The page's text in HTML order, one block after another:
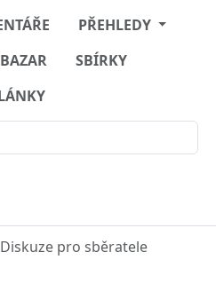
PŘEHLEDY
BAZAR
SBÍRKY
Diskuze pro sběratele